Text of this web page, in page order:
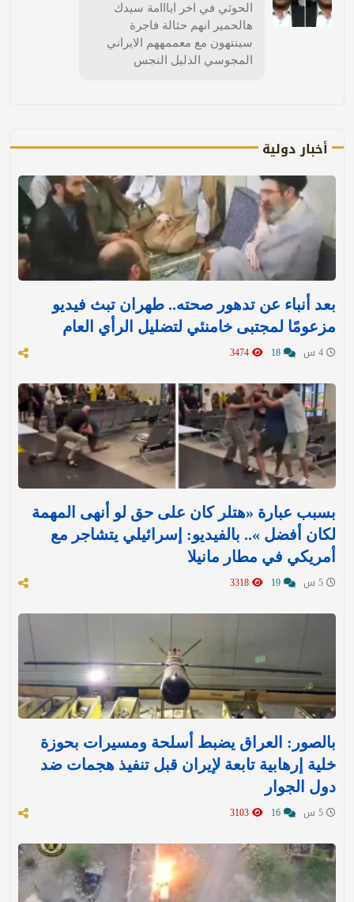
الحوثي في اخر ايااامة سيدك
هالحمير انهم حثالة فاجرة
سينتهون مع معممههم الايراني
المجوسي الذليل النجس
أخبار دولية
بعد أنباء عن تدهور صحته.. طهران تبث فيديو
مزعومًا لمجتبى خامنئي لتضليل الرأي العام
بسبب عبارة «هتلر كان على حق لو أنهى المهمة
لكان أفضل ».. بالفيديو: إسرائيلي يتشاجر مع
أمريكي في مطار مانيلا
بالصور: العراق يضبط أسلحة ومسيرات بحوزة
خلية إرهابية تابعة لإيران قبل تنفيذ هجمات ضد
دول الجوار